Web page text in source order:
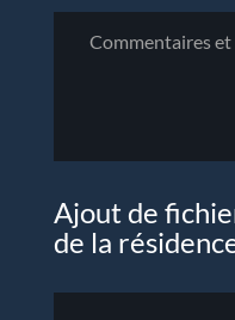
Ajout de
de la